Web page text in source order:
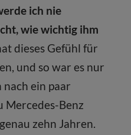
ich nie
wie wichtig ihm
dieses Gefühl für
und so war es nur
nach ein paar
Mercedes-Benz
zehn Jahren.